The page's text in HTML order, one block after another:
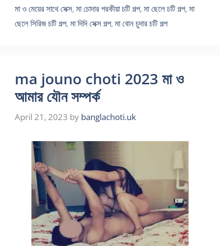
মা ও মেয়ের সাথে সেক্স, মা চোদার পরকীয়া চটি গল্প, মা ছেলে চটি গল্প, মা
ছেলে সিরিজ চটি গল্প, মা দিদি সেক্স গল্প, মা বোন চুদার চটি গল্প
ma jouno choti 2023 মা ও
আমার যৌন সম্পর্ক
April 21, 2023 by banglachoti.uk